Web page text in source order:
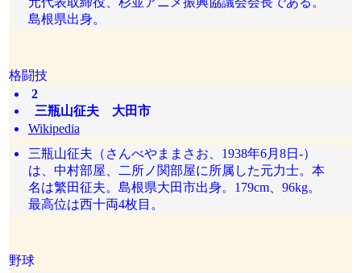
島根県出身。
格闘技
2
三瓶山征夫 大田市
Wikipedia
三瓶山征夫（さんべやままさお、1938年6月8日-）
は、中村部屋、二所ノ関部屋に所属した元力士。本
名は繁田征夫。島根県大田市出身。179cm、96kg。
最高位は西十両4枚目。
野球